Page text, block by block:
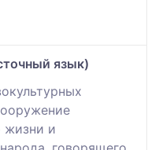
язык)
жизни и